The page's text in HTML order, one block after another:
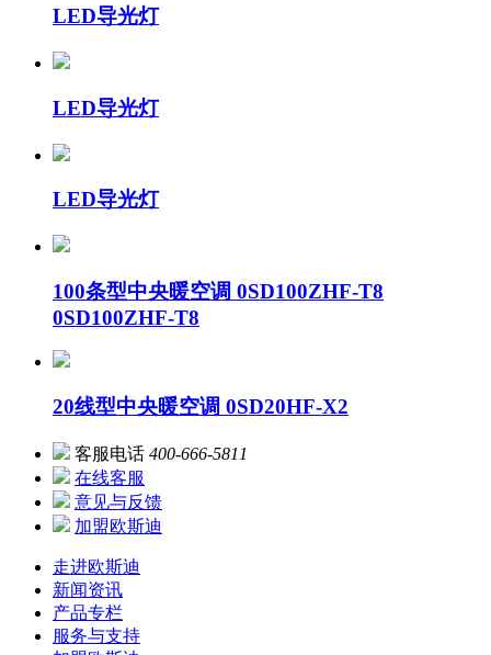
LED导光灯
LED导光灯
LED导光灯
100条型中央暖空调 0SD100ZHF-T8
0SD100ZHF-T8
20线型中央暖空调 0SD20HF-X2
客服电话 400-666-5811
在线客服
意见与反馈
加盟欧斯迪
走进欧斯迪
新闻资讯
产品专栏
服务与支持